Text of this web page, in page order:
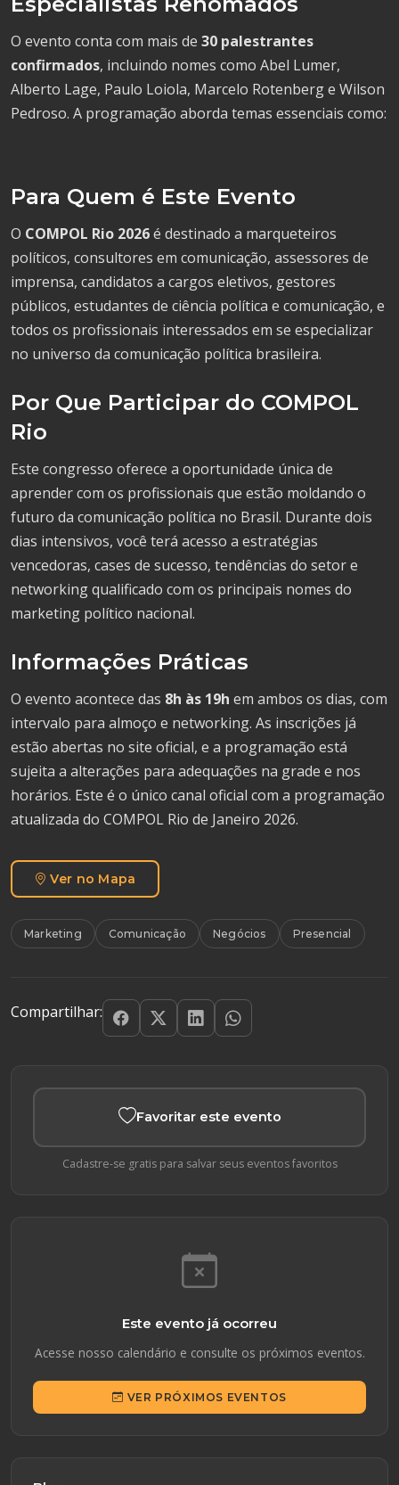
O evento conta com mais de 30 palestrantes
confirmados, incluindo nomes como Abel Lumer,
Alberto Lage, Paulo Loiola, Marcelo Rotenberg e Wilson
Pedroso. A programação aborda temas essenciais como:
Para Quem é Este Evento
O COMPOL Rio 2026é destinado a marqueteiros
políticos, consultores em comunicação, assessores de
imprensa, candidatos a cargos eletivos, gestores
públicos, estudantes de ciência política e comunicação, e
todos os profissionais interessados em se especializar
no universo da comunicação política brasileira.
Por Que Participar do COMPOL
Rio
Este congresso oferece a oportunidade única de
aprender com os profissionais que estão moldando o
futuro da comunicação política no Brasil. Durante dois
dias intensivos, você terá acesso a estratégias
vencedoras, cases de sucesso, tendências do setor e
networking qualificado com os principais nomes do
marketing político nacional.
Informações Práticas
O evento acontece das 8h às 19h em ambos os dias, com
intervalo para almoço e networking. As inscrições já
estão abertas no site oficial, e a programação está
sujeita a alterações para adequações na grade e nos
horários. Este é o único canal oficial com a programação
atualizada do COMPOL Rio de Janeiro 2026.
Ver no Mapa
Marketing Comunicação Negócios Presencial
Compartilhar:
Favoritar este evento
Cadastre-se gratis para salvar seus eventos favoritos
Este evento já ocorreu
Acesse nosso calendário e consulte os próximos eventos.
VER PRÓXIMOS EVENTOS